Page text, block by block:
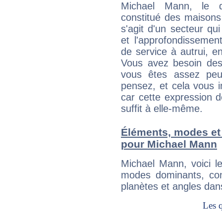
Michael Mann, le
constitué des
s'agit d'un secteur
et
de service à autrui,
Vous avez besoin
vous êtes assez
pensez, et cela vous
car cette expression
suffit à elle-même.
Éléments, modes
pour Michael Mann
Michael Mann, voici
modes dominants,
planètes et angles